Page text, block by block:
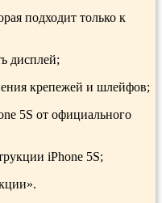
подходит только к
дисплей;
крепежей и шлейфов;
5S от официального
iPhone 5S;